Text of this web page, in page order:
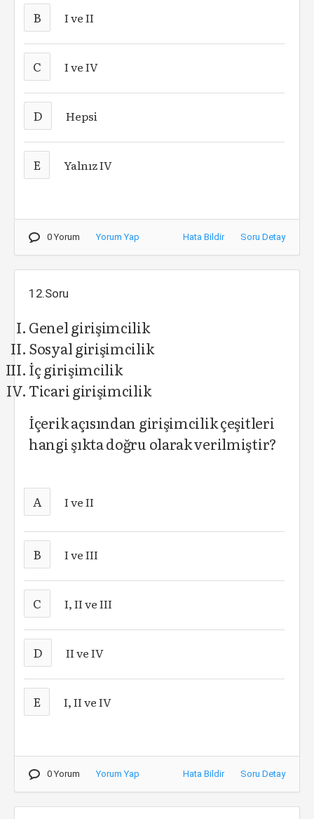
B I ve II
C I ve IV
D Hepsi
E Yalnız IV
0 Yorum Yorum Yap Hata Bildir Soru Detay
12.Soru
Genel girişimcilik
Sosyal girişimcilik
İç girişimcilik
Ticari girişimcilik
İçerik açısından girişimcilik çeşitleri
hangi şıkta doğru olarak verilmiştir?
A I ve II
B I ve III
C I, II ve III
D II ve IV
E I, II ve IV
0 Yorum Yorum Yap Hata Bildir Soru Detay